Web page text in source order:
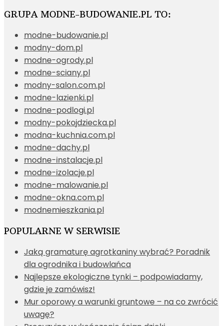
GRUPA MODNE-BUDOWANIE.PL TO:
modne-budowanie.pl
modny-dom.pl
modne-ogrody.pl
modne-sciany.pl
modny-salon.com.pl
modne-lazienki.pl
modne-podlogi.pl
modny-pokojdziecka.pl
modna-kuchnia.com.pl
modne-dachy.pl
modne-instalacje.pl
modne-izolacje.pl
modne-malowanie.pl
modne-okna.com.pl
modnemieszkania.pl
POPULARNE W SERWISIE
Jaką gramaturę agrotkaniny wybrać? Poradnik
dla ogrodnika i budowlańca
Najlepsze ekologiczne tynki – podpowiadamy,
gdzie je zamówisz!
Mur oporowy a warunki gruntowe – na co zwrócić
uwagę?